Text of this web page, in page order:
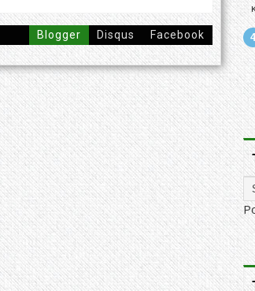
Blogger Disqus Facebook